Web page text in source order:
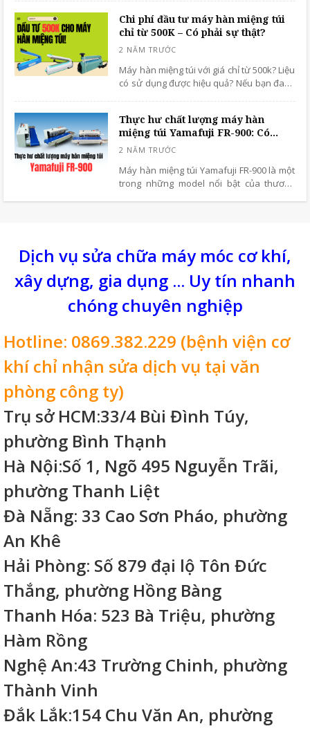
nhỏ lẻ bán thực phẩm, đến các quán cà
phê hay các thương hiệu thời trang
handmade. Túi giấy Kraft hay còn được
liệu chính của giấy này là bột gỗ của các
thân gỗ mềm khác nhau. Đây là túi được
tái sinh từ các mẫu gỗ khác. Vậy bạn có
biết làm thế nào để chọn máy hàn miệng
túi giấy Kraft tốt nhất không? đâu là bí
quyết đẻ máy hàn đẹp và bền bỉ, tạo ra
những đường hàn hoàn hảo trên chất liệu
này. Cùng tìm hiểu qua bài viết sau đây
nhé!
Chi phí đầu tư máy hàn miệng túi
chỉ từ 500K – Có phải sự thật?
Máy hàn miệng túi với giá chỉ từ 500k? Liệu
có sử dụng được hiệu quả? Nếu bạn đang
thông minh nhất!
Thực hư chất lượng máy hàn
miệng túi Yamafuji FR-900: Có
đáng đầu tư?
Máy hàn miệng túi Yamafuji FR-900 là một
trong những model nổi bật của thương
suất cao, sản phẩm này đã nhanh chóng
được nhiều hộ kinh doanh nhỏ và các
xưởng sản xuất quy mô vừa tin dùng tại
Việt Nam.
Dịch vụ sửa chữa máy móc cơ khí,
xây dựng, gia dụng ... Uy tín nhanh
chóng chuyên nghiệp
Hotline: 0869.382.229 (bệnh viện cơ
khí chỉ nhận sửa dịch vụ tại văn
phòng công ty)
Trụ sở HCM:33/4 Bùi Đình Túy,
phường Bình Thạnh
Hà Nội:Số 1, Ngõ 495 Nguyễn Trãi,
phường Thanh Liệt
Đà Nẵng: 33 Cao Sơn Pháo, phường
An Khê
Hải Phòng: Số 879 đại lộ Tôn Đức
Thắng, phường Hồng Bàng
Thanh Hóa: 523 Bà Triệu, phường
Hàm Rồng
Nghệ An:43 Trường Chinh, phường
Thành Vinh
Đắk Lắk:154 Chu Văn An, phường